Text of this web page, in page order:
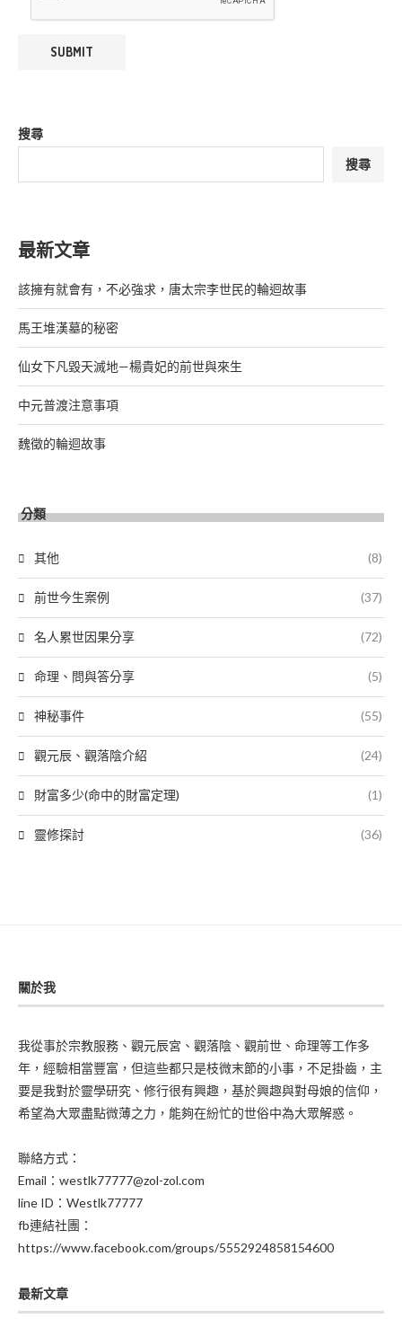
搜尋
搜尋
最新文章
該擁有就會有，不必強求，唐太宗李世民的輪迴故事
馬王堆漢墓的秘密
仙女下凡毀天滅地—楊貴妃的前世與來生
中元普渡注意事項
魏徵的輪迴故事
分類
其他 (8)
前世今生案例 (37)
名人累世因果分享 (72)
命理、問與答分享 (5)
神秘事件 (55)
觀元辰、觀落陰介紹 (24)
財富多少(命中的財富定理) (1)
靈修探討 (36)
關於我
我從事於宗教服務、觀元辰宮、觀落陰、觀前世、命理等工作多
年，經驗相當豐富，但這些都只是枝微末節的小事，不足掛齒，主
要是我對於靈學研究、修行很有興趣，基於興趣與對母娘的信仰，
希望為大眾盡點微薄之力，能夠在紛忙的世俗中為大眾解惑。
聯絡方式：
Email：westlk77777@zol-zol.com
line ID：Westlk77777
fb連結社團：
https://www.facebook.com/groups/5552924858154600
最新文章